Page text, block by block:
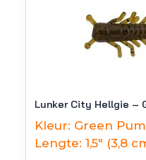
Lunker City Hellgie –
Kleur: Green
Lengte: 1,5" (3,8